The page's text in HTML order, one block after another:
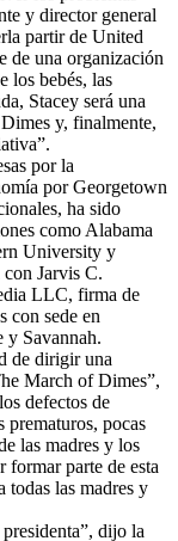
y director general
partir de United
de una organización
los bebés, las
Stacey será una
y, finalmente,
por la
por Georgetown
ha sido
como Alabama
University y
Jarvis C.
LLC, firma de
con sede en
y Savannah.
de dirigir una
March of Dimes”,
defectos de
prematuros, pocas
las madres y los
parte de esta
todas las madres y
dijo la